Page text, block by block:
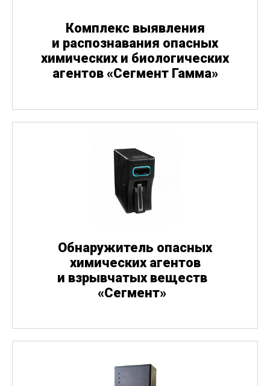
Комплекс выявления
и распознавания опасных
химических и биологических
агентов «Сегмент Гамма»
Обнаружитель опасных
химических агентов
и взрывчатых веществ
«Сегмент»